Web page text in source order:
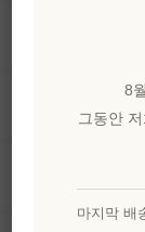
8
그동안
마지막 배